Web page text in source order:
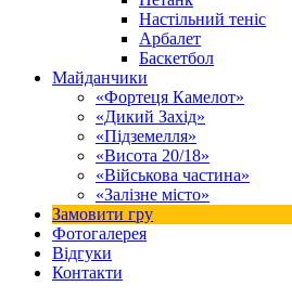
Настільний теніс
Арбалет
Баскетбол
Майданчики
«Фортеця Камелот»
«Дикий Захід»
«Підземелля»
«Висота 20/18»
«Військова частина»
«Залізне місто»
Замовити гру
Фотогалерея
Відгуки
Контакти